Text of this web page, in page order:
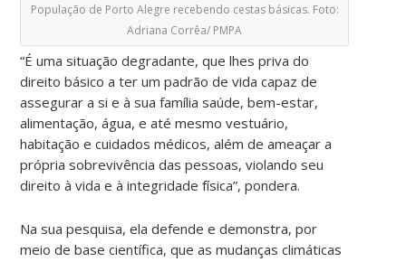
População de Porto Alegre recebendo cestas básicas. Foto:
Adriana Corrêa/ PMPA
“É uma situação degradante, que lhes priva do
direito básico a ter um padrão de vida capaz de
assegurar a si e à sua família saúde, bem-estar,
alimentação, água, e até mesmo vestuário,
habitação e cuidados médicos, além de ameaçar a
própria sobrevivência das pessoas, violando seu
direito à vida e à integridade física”, pondera.
Na sua pesquisa, ela defende e demonstra, por
meio de base científica, que as mudanças climáticas